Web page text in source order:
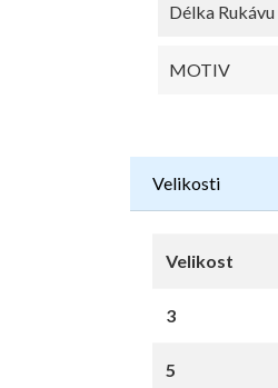
Délka Rukávu
MOTIV
Velikosti
Velikost
3
5